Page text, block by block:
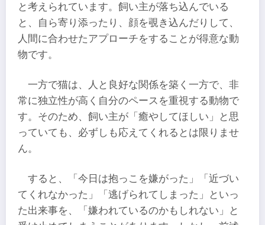
と考えられています。飼い主が落ち込んでいる
と、自ら寄り添ったり、顔を覗き込んだりして、
人間に合わせたアプローチをすることが得意な動
物です。
一方で猫は、人と良好な関係を築く一方で、非
常に独立性が高く自分のペースを重視する動物で
す。そのため、飼い主が「癒やしてほしい」と思
っていても、必ずしも応えてくれるとは限りませ
ん。
すると、「今日は抱っこを嫌がった」「近づい
てくれなかった」「逃げられてしまった」といっ
た出来事を、「嫌われているのかもしれない」と